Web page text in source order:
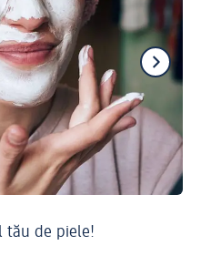
tău de piele!